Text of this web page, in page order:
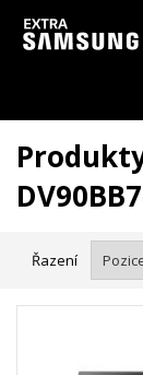
Vzhledem k
Řazení